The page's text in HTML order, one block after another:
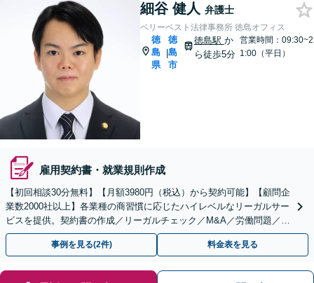
細谷 健人 弁護士
ベリーベスト法律事務所 徳島オフィス
徳
島
県
|
徳
島
市
徳島駅 か
ら徒歩5分
営業時間：09:30~2
1:00（平日）
雇用契約書・就業規則作成
【初回相談30分無料】【月額3980円（税込）から契約可能】【顧問企
業数2000社以上】各業種の商習慣に応じたハイレベルなリーガルサー
ビスを提供。契約書の作成／リーガルチェック／M&A／労働問題／知
的財産等、お任せください【他士業連携可能】
事例を見る(2件) 料金表を見る